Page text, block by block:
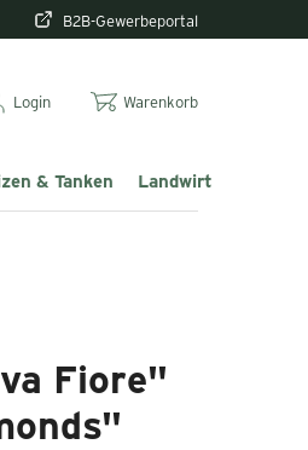
B2B-Gewerbeportal
Login Warenkorb
& Tanken Landwirtschaft &
Fiore"